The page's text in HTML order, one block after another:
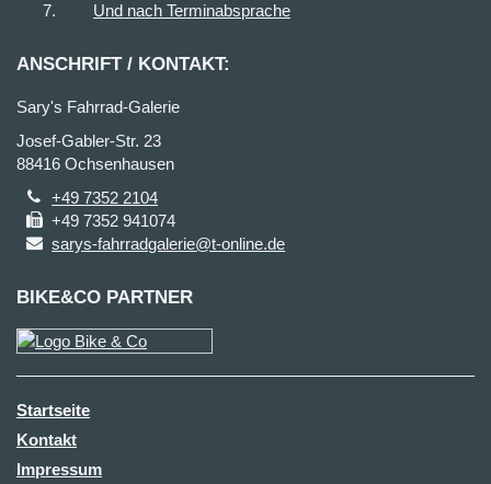
Und nach Terminabsprache
ANSCHRIFT / KONTAKT:
Sary's Fahrrad-Galerie
Josef-Gabler-Str. 23
88416 Ochsenhausen
+49 7352 2104
+49 7352 941074
sarys-fahrradgalerie@t-online.de
BIKE&CO PARTNER
Startseite
Kontakt
Impressum